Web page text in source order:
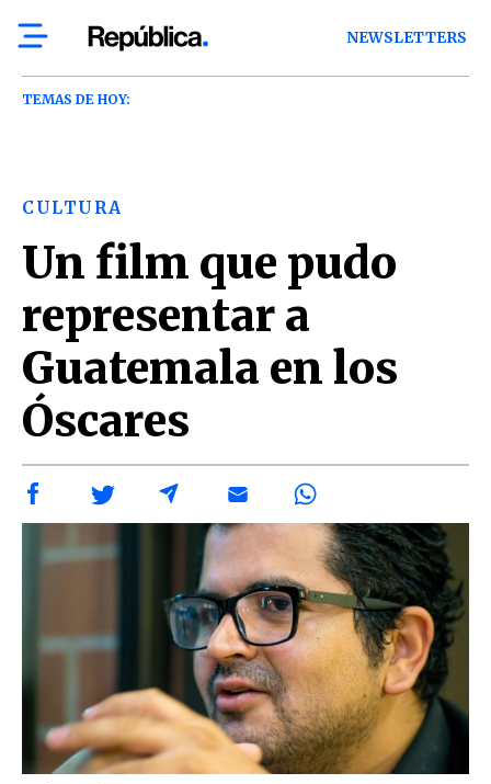
NEWSLETTERS
TEMAS DE HOY:
CULTURA
Un film que pudo
representar a
Guatemala en los
Óscares